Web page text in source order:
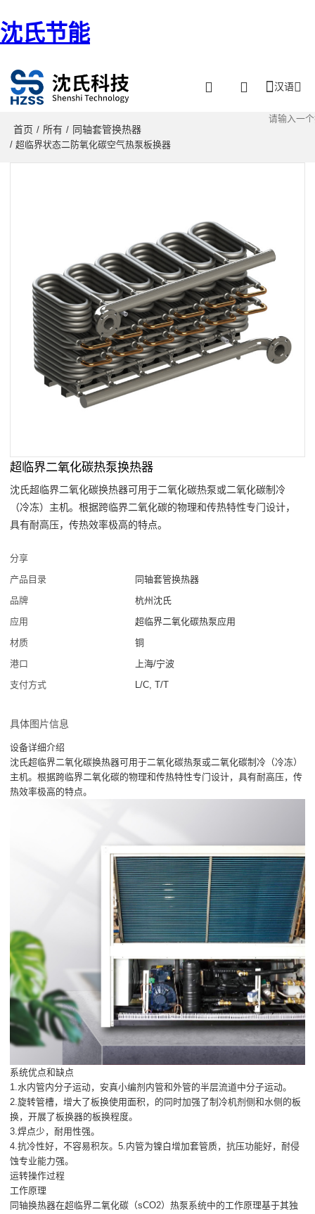
沈氏节能
汉语
首页 / 所有 / 同轴套管换热器
/ 超临界状态二防氧化碳空气热泵板换器
超临界二氧化碳热泵换热器
沈氏超临界二氧化碳换热器可用于二氧化碳热泵或二氧化碳制冷
（冷冻）主机。根据跨临界二氧化碳的物理和传热特性专门设计，
具有耐高压，传热效率极高的特点。
分享
产品目录
同轴套管换热器
品牌
杭州沈氏
应用
超临界二氧化碳热泵应用
材质
铜
港口
上海/宁波
支付方式
L/C, T/T
具体图片信息
设备详细介绍
沈氏超临界二氧化碳换热器可用于二氧化碳热泵或二氧化碳制冷（冷冻）
主机。根据跨临界二氧化碳的物理和传热特性专门设计，具有耐高压，传
热效率极高的特点。
系统优点和缺点
1.水内管内分子运动，安真小编剂内管和外管的半层流道中分子运动。
2.旋转管槽，增大了板换使用面积，的同时加强了制冷机剂侧和水侧的板
换，开展了板换器的板换程度。
3.焊点少，耐用性强。
4.抗冷性好，不容易积灰。5.内管为镍白增加套管质，抗压功能好，耐侵
蚀专业能力强。
运转操作过程
工作原理
同轴换热器在超临界二氧化碳（sCO2）热泵系统中的工作原理基于其独